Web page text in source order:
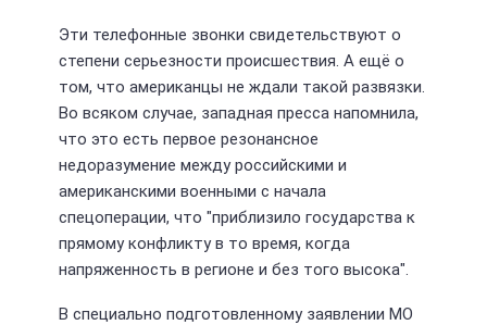
Эти телефонные звонки свидетельствуют о
степени серьезности происшествия. А ещё о
том, что американцы не ждали такой развязки.
Во всяком случае, западная пресса напомнила,
что это есть первое резонансное
недоразумение между российскими и
американскими военными с начала
спецоперации, что "приблизило государства к
прямому конфликту в то время, когда
напряженность в регионе и без того высока".
В специально подготовленному заявлении МО